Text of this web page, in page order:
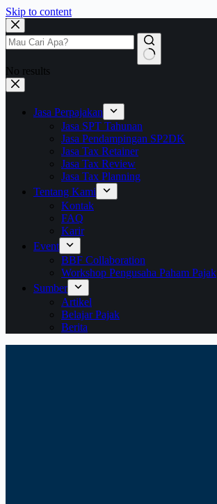
Skip to content
No results
Jasa Perpajakan
Jasa SPT Tahunan
Jasa Pendampingan SP2DK
Jasa Tax Retainer
Jasa Tax Review
Jasa Tax Planning
Tentang Kami
Kontak
FAQ
Karir
Event
BBF Collaboration
Workshop Pengusaha Paham Pajak
Sumber
Artikel
Belajar Pajak
Berita